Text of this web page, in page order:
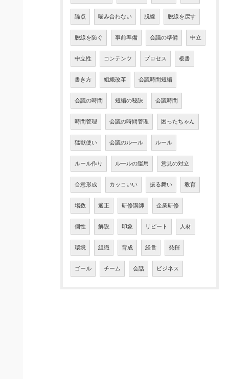
論点 噛み合わない 脱線 脱線を戻す
脱線を防ぐ 事前準備 会議の準備 中立
中立性 コンテンツ プロセス 板書
書き方 組織改革 会議時間短縮
会議の時間 短縮の秘訣 会議時間
時間管理 会議の時間管理 困ったちゃん
猛獣使い 会議のルール ルール
ルール作り ルールの運用 意見の対立
合意形成 カッコいい 振る舞い 教育
場数 適正 研修講師 企業研修
個性 解説 印象 リピート 人材
環境 組織 育成 経営 発揮
ゴール チーム 会話 ビジネス